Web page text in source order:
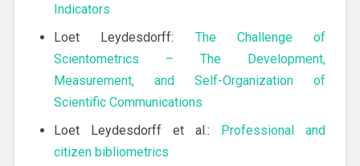
Indicators
Loet Leydesdorff: The Challenge of
Scientometrics – The Development,
Measurement, and Self-Organization of
Scientific Communications
Loet Leydesdorff et al.: Professional and
citizen bibliometrics